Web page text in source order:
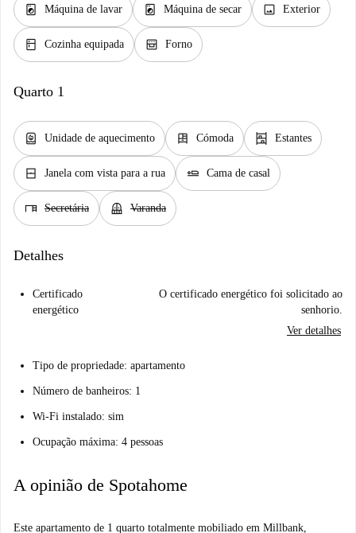
local_laundry_service Máquina de lavar local_laundry_service Máquina de secar image Exterior
kitchen Cozinha equipada oven_gen Forno
Quarto 1
water_heater Unidade de aquecimento dresser Cómoda shelves Estantes
window_closed Janela com vista para a rua airline_seat_flat Cama de casal
desk Secretária balcony Varanda
Detalhes
Certificado
energético
O certificado energético foi solicitado ao
senhorio.
Ver detalhes
Tipo de propriedade: apartamento
Número de banheiros: 1
Wi-Fi instalado: sim
Ocupação máxima: 4 pessoas
A opinião de Spotahome
Este apartamento de 1 quarto totalmente mobiliado em Millbank,